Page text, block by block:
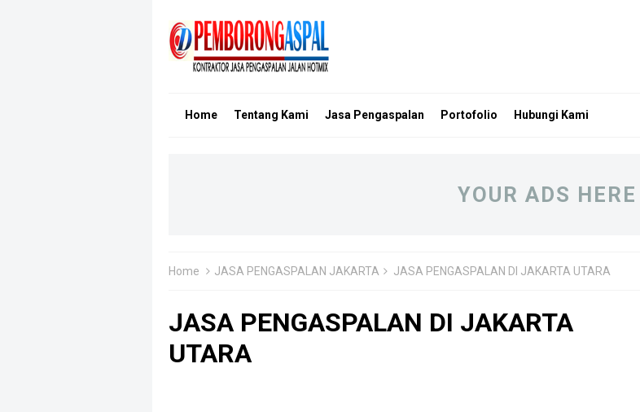
Home Tentang Kami Jasa Pengaspalan Portofolio Hubungi Kami
YOUR ADS HERE
Home JASA PENGASPALAN JAKARTA JASA PENGASPALAN DI JAKARTA UTARA
JASA PENGASPALAN DI JAKARTA
UTARA